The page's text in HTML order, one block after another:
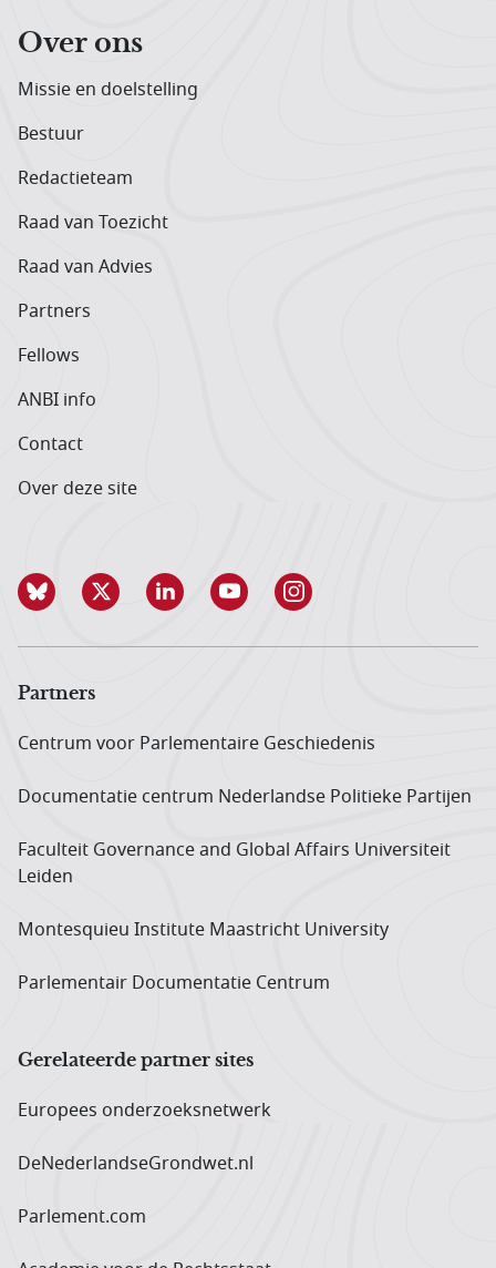
Over ons
Missie en doelstelling
Bestuur
Redactieteam
Raad van Toezicht
Raad van Advies
Partners
Fellows
ANBI info
Contact
Over deze site
Partners
Centrum voor Parlementaire Geschiedenis
Documentatie centrum Neder­landse Politieke Partijen
Faculteit Governance and Global Affairs Universiteit
Leiden
Montesquieu Institute Maastricht University
Parlementair Documentatie Centrum
Gerelateerde partner sites
Europees onderzoeks­netwerk
DeNederlandseGrondwet.nl
Parlement.com